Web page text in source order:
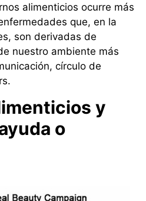
alimenticios ocurre más
que, en la
son derivadas de
nuestro ambiente más
círculo de
y
o